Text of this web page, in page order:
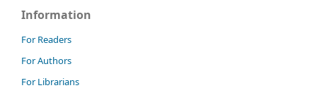
Information
For Readers
For Authors
For Librarians